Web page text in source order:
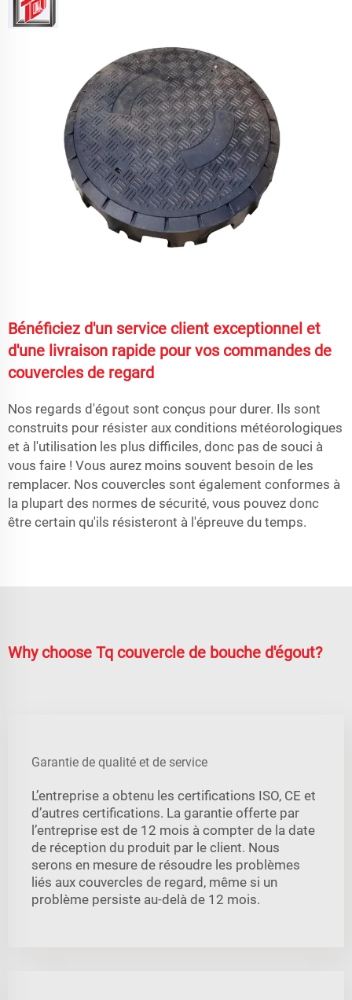
Bénéficiez d'un service client exceptionnel et
d'une livraison rapide pour vos commandes de
couvercles de regard
Nos regards d'égout sont conçus pour durer. Ils sont
construits pour résister aux conditions météorologiques
et à l'utilisation les plus difficiles, donc pas de souci à
vous faire ! Vous aurez moins souvent besoin de les
remplacer. Nos couvercles sont également conformes à
la plupart des normes de sécurité, vous pouvez donc
être certain qu'ils résisteront à l'épreuve du temps.
Why choose Tq couvercle de bouche d'égout?
Garantie de qualité et de service
L’entreprise a obtenu les certifications ISO, CE et
d’autres certifications. La garantie offerte par
l’entreprise est de 12 mois à compter de la date
de réception du produit par le client. Nous
serons en mesure de résoudre les problèmes
liés aux couvercles de regard, même si un
problème persiste au-delà de 12 mois.